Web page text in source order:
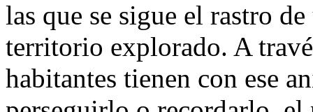
las que se sigue el rastro
territorio explorado. A
habitantes tienen con ese